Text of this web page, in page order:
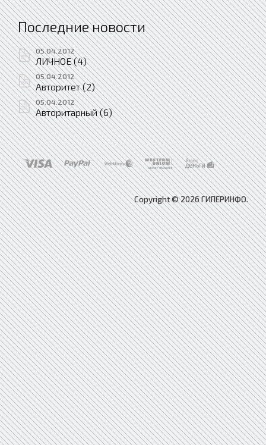
Последние новости
05.04.2012
ЛИЧНОЕ (4)
05.04.2012
Авторитет (2)
05.04.2012
Авторитарный (6)
Copyright © 2026 ГИПЕРИНФО.